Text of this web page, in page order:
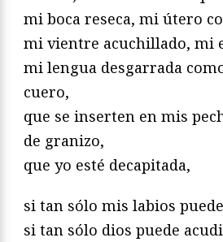
mi boca reseca, mi útero
mi vientre acuchillado, mi
mi lengua desgarrada
cuero,
que se inserten en mis
de granizo,
que yo esté decapitada,
si tan sólo mis labios
si tan sólo dios puede